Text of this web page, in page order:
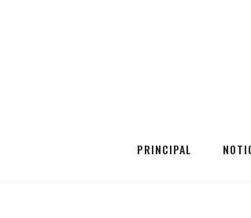
PRINCIPAL